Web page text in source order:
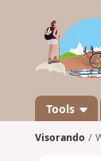
Tools
Visorando